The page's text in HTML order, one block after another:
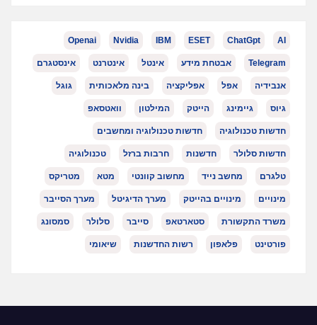
AI
ChatGpt
ESET
IBM
Nvidia
Openai
Telegram אבטחת מידע אינטל אינטרנט אינסטגרם
אנבידיה אפל אפליקציה בינה מלאכותית גוגל
גיוס גיימינג הייטק המילטון וואטסאפ
חדשות טכנולוגיה חדשות טכנולוגיה ומחשבים
חדשות סלולר חדשנות חרבות ברזל טכנולוגיה
טלגרם מחשב נייד מחשוב קוונטי מטא מטריקס
מינויים מינויים בהייטק מערך הדיגיטל מערך הסייבר
משרד התקשורת סטארטאפ סייבר סלולר סמסונג
פורטינט פלאפון רשות החדשנות שיאומי